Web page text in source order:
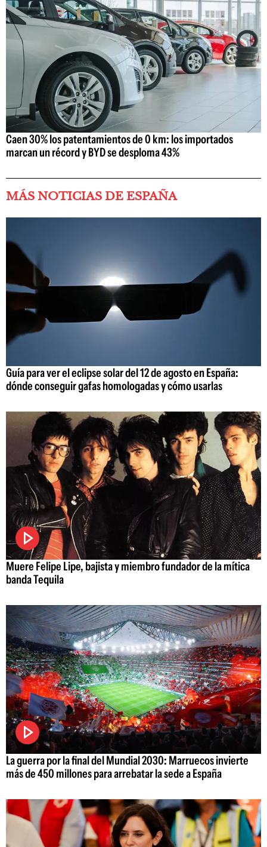
Caen 30% los patentamientos de 0 km: los importados
marcan un récord y BYD se desploma 43%
MÁS NOTICIAS DE ESPAÑA
Guía para ver el eclipse solar del 12 de agosto en España:
dónde conseguir gafas homologadas y cómo usarlas
Muere Felipe Lipe, bajista y miembro fundador de la mítica
banda Tequila
La guerra por la final del Mundial 2030: Marruecos invierte
más de 450 millones para arrebatar la sede a España